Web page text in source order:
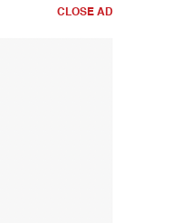
CLOSE AD